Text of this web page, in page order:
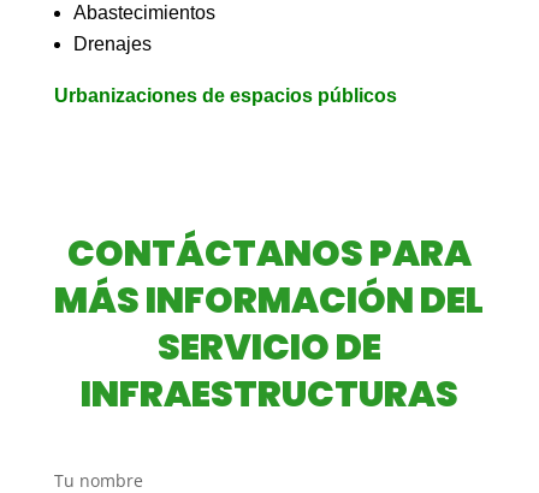
Abastecimientos
Drenajes
Urbanizaciones de espacios públicos
CONTÁCTANOS PARA
MÁS INFORMACIÓN DEL
SERVICIO DE
INFRAESTRUCTURAS
Tu nombre